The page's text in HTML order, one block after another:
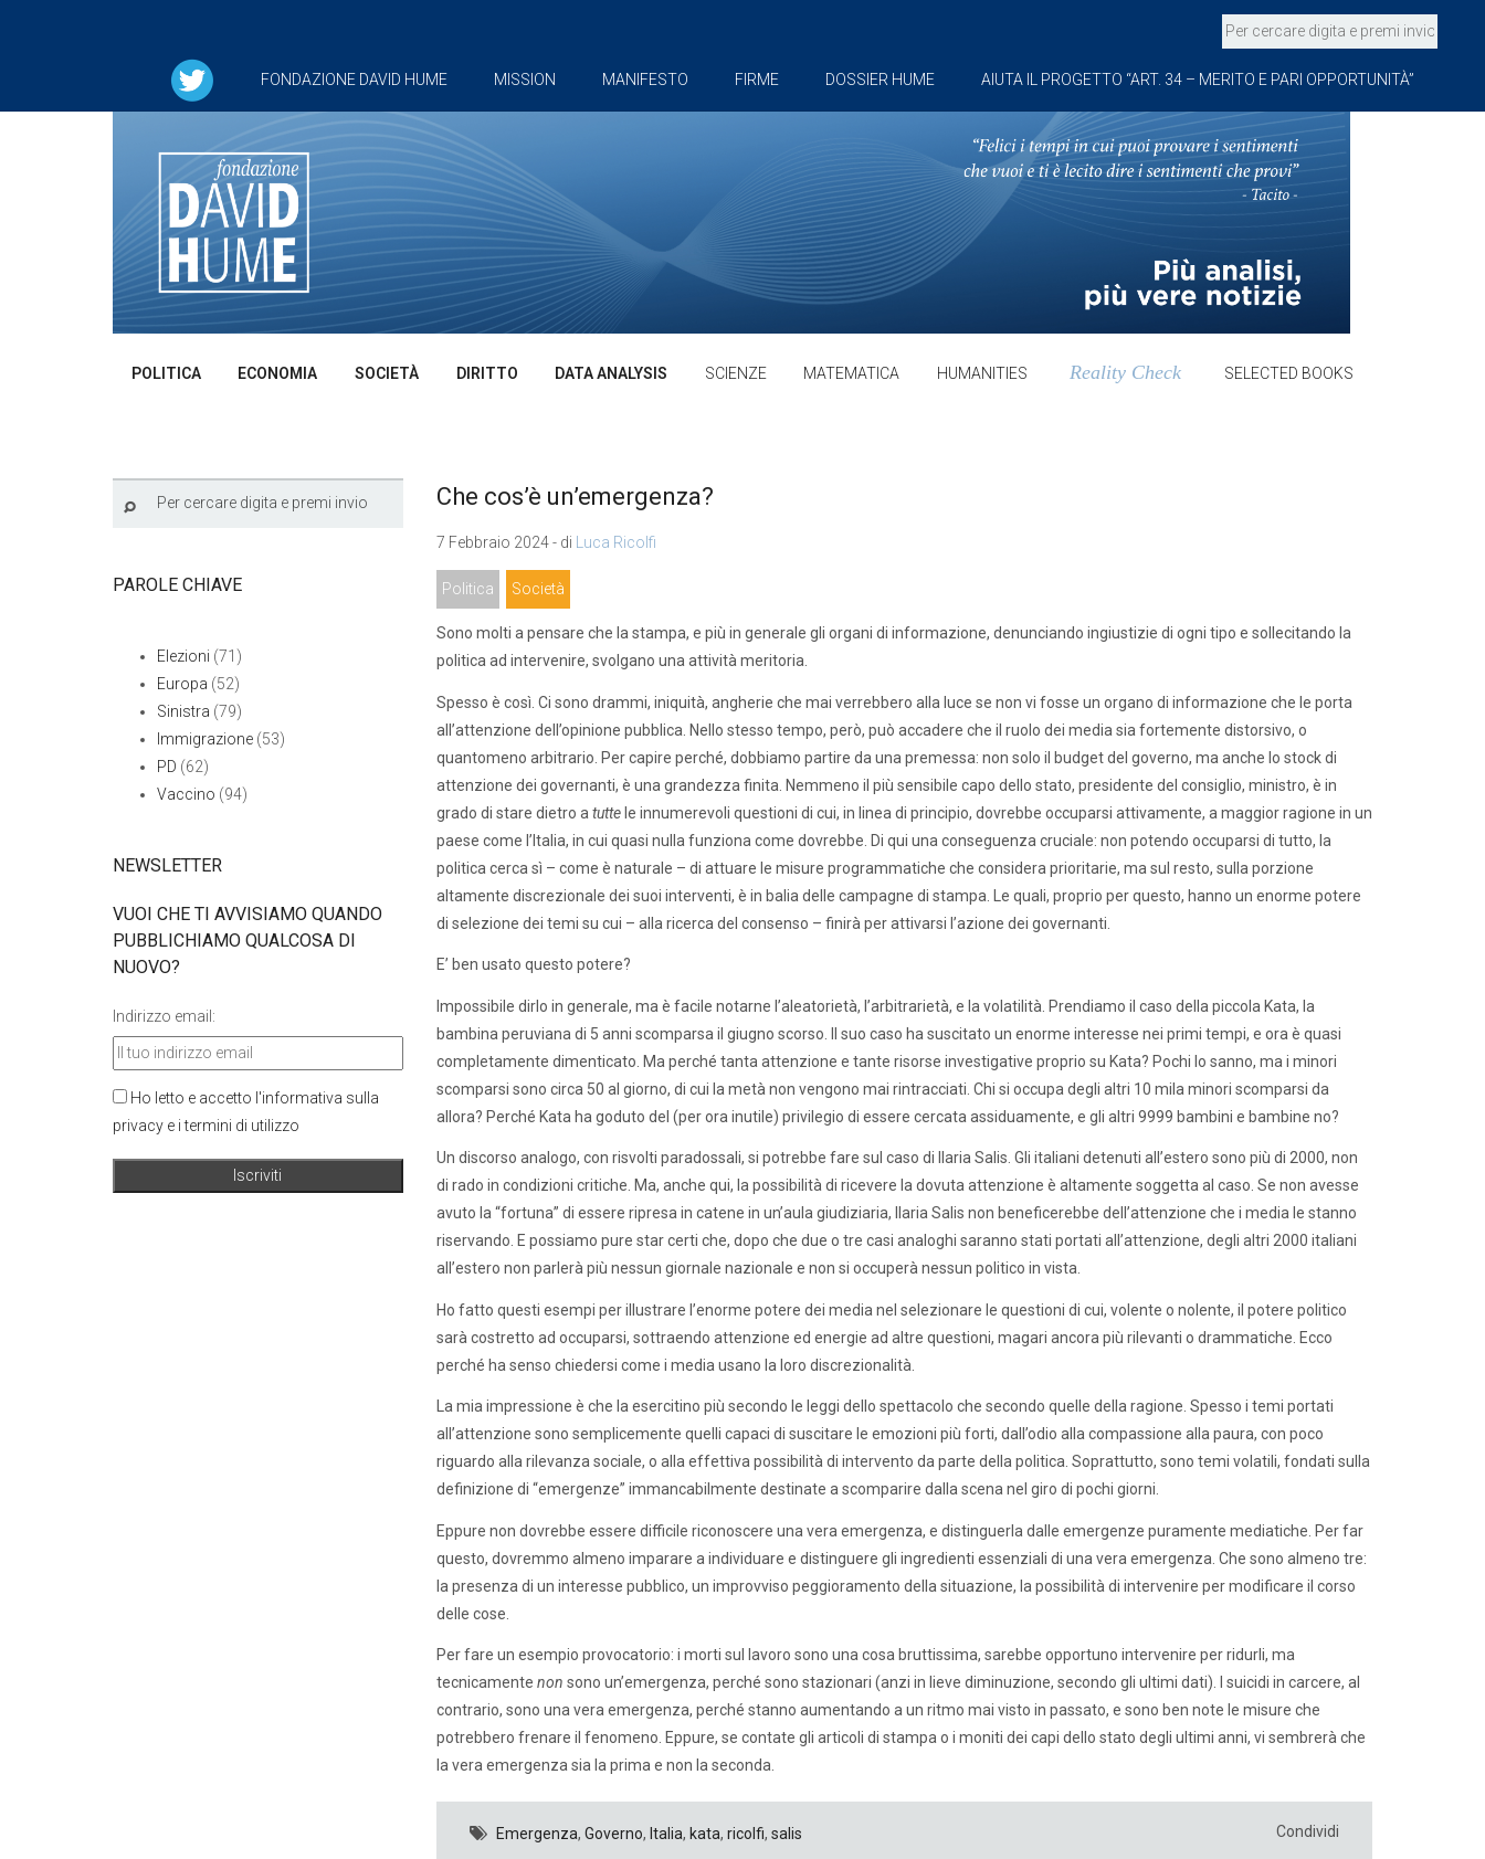
FONDAZIONE DAVID HUME MISSION MANIFESTO FIRME DOSSIER HUME AIUTA IL PROGETTO “ART. 34 – MERITO E PARI OPPORTUNITÀ”
POLITICA ECONOMIA SOCIETÀ DIRITTO DATA ANALYSIS SCIENZE MATEMATICA HUMANITIES Reality Check SELECTED BOOKS
Che cos’è un’emergenza?
7 Febbraio 2024 - di Luca Ricolfi
Politica Società
Sono molti a pensare che la stampa, e più in generale gli organi di informazione, denunciando ingiustizie di ogni tipo e sollecitando la
politica ad intervenire, svolgano una attività meritoria.
Spesso è così. Ci sono drammi, iniquità, angherie che mai verrebbero alla luce se non vi fosse un organo di informazione che le porta
all’attenzione dell’opinione pubblica. Nello stesso tempo, però, può accadere che il ruolo dei media sia fortemente distorsivo, o
quantomeno arbitrario. Per capire perché, dobbiamo partire da una premessa: non solo il budget del governo, ma anche lo stock di
attenzione dei governanti, è una grandezza finita. Nemmeno il più sensibile capo dello stato, presidente del consiglio, ministro, è in
grado di stare dietro a tuttele innumerevoli questioni di cui, in linea di principio, dovrebbe occuparsi attivamente, a maggior ragione in un
paese come l’Italia, in cui quasi nulla funziona come dovrebbe. Di qui una conseguenza cruciale: non potendo occuparsi di tutto, la
politica cerca sì – come è naturale – di attuare le misure programmatiche che considera prioritarie, ma sul resto, sulla porzione
altamente discrezionale dei suoi interventi, è in balia delle campagne di stampa. Le quali, proprio per questo, hanno un enorme potere
di selezione dei temi su cui – alla ricerca del consenso – finirà per attivarsi l’azione dei governanti.
E’ ben usato questo potere?
Impossibile dirlo in generale, ma è facile notarne l’aleatorietà, l’arbitrarietà, e la volatilità. Prendiamo il caso della piccola Kata, la
bambina peruviana di 5 anni scomparsa il giugno scorso. Il suo caso ha suscitato un enorme interesse nei primi tempi, e ora è quasi
completamente dimenticato. Ma perché tanta attenzione e tante risorse investigative proprio su Kata? Pochi lo sanno, ma i minori
scomparsi sono circa 50 al giorno, di cui la metà non vengono mai rintracciati. Chi si occupa degli altri 10 mila minori scomparsi da
allora? Perché Kata ha goduto del (per ora inutile) privilegio di essere cercata assiduamente, e gli altri 9999 bambini e bambine no?
Un discorso analogo, con risvolti paradossali, si potrebbe fare sul caso di Ilaria Salis. Gli italiani detenuti all’estero sono più di 2000, non
di rado in condizioni critiche. Ma, anche qui, la possibilità di ricevere la dovuta attenzione è altamente soggetta al caso. Se non avesse
avuto la “fortuna” di essere ripresa in catene in un’aula giudiziaria, Ilaria Salis non beneficerebbe dell’attenzione che i media le stanno
riservando. E possiamo pure star certi che, dopo che due o tre casi analoghi saranno stati portati all’attenzione, degli altri 2000 italiani
all’estero non parlerà più nessun giornale nazionale e non si occuperà nessun politico in vista.
Ho fatto questi esempi per illustrare l’enorme potere dei media nel selezionare le questioni di cui, volente o nolente, il potere politico
sarà costretto ad occuparsi, sottraendo attenzione ed energie ad altre questioni, magari ancora più rilevanti o drammatiche. Ecco
perché ha senso chiedersi come i media usano la loro discrezionalità.
La mia impressione è che la esercitino più secondo le leggi dello spettacolo che secondo quelle della ragione. Spesso i temi portati
all’attenzione sono semplicemente quelli capaci di suscitare le emozioni più forti, dall’odio alla compassione alla paura, con poco
riguardo alla rilevanza sociale, o alla effettiva possibilità di intervento da parte della politica. Soprattutto, sono temi volatili, fondati sulla
definizione di “emergenze” immancabilmente destinate a scomparire dalla scena nel giro di pochi giorni.
Eppure non dovrebbe essere difficile riconoscere una vera emergenza, e distinguerla dalle emergenze puramente mediatiche. Per far
questo, dovremmo almeno imparare a individuare e distinguere gli ingredienti essenziali di una vera emergenza. Che sono almeno tre:
la presenza di un interesse pubblico, un improvviso peggioramento della situazione, la possibilità di intervenire per modificare il corso
delle cose.
Per fare un esempio provocatorio: i morti sul lavoro sono una cosa bruttissima, sarebbe opportuno intervenire per ridurli, ma
tecnicamente non sono un’emergenza, perché sono stazionari (anzi in lieve diminuzione, secondo gli ultimi dati). I suicidi in carcere, al
contrario, sono una vera emergenza, perché stanno aumentando a un ritmo mai visto in passato, e sono ben note le misure che
potrebbero frenare il fenomeno. Eppure, se contate gli articoli di stampa o i moniti dei capi dello stato degli ultimi anni, vi sembrerà che
la vera emergenza sia la prima e non la seconda.
Emergenza, Governo, Italia, kata, ricolfi, salis Condividi
PAROLE CHIAVE
Elezioni (71)
Europa (52)
Sinistra (79)
Immigrazione (53)
PD (62)
Vaccino (94)
NEWSLETTER
VUOI CHE TI AVVISIAMO QUANDO
PUBBLICHIAMO QUALCOSA DI
NUOVO?
Indirizzo email:
Ho letto e accetto l'informativa sulla
privacy e i termini di utilizzo